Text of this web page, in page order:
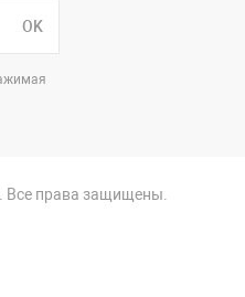
OK
Все права защищены.